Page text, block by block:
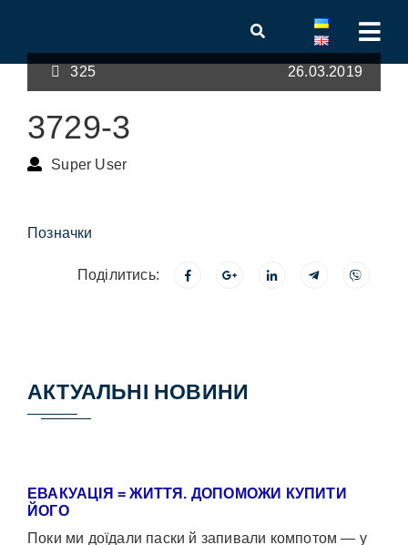
325 26.03.2019
3729-3
Super User
Позначки
Поділитись:
АКТУАЛЬНІ НОВИНИ
ЕВАКУАЦІЯ = ЖИТТЯ. ДОПОМОЖИ КУПИТИ
ЙОГО
Поки ми доїдали паски й запивали компотом — у